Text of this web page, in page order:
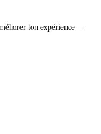
ton expérience —